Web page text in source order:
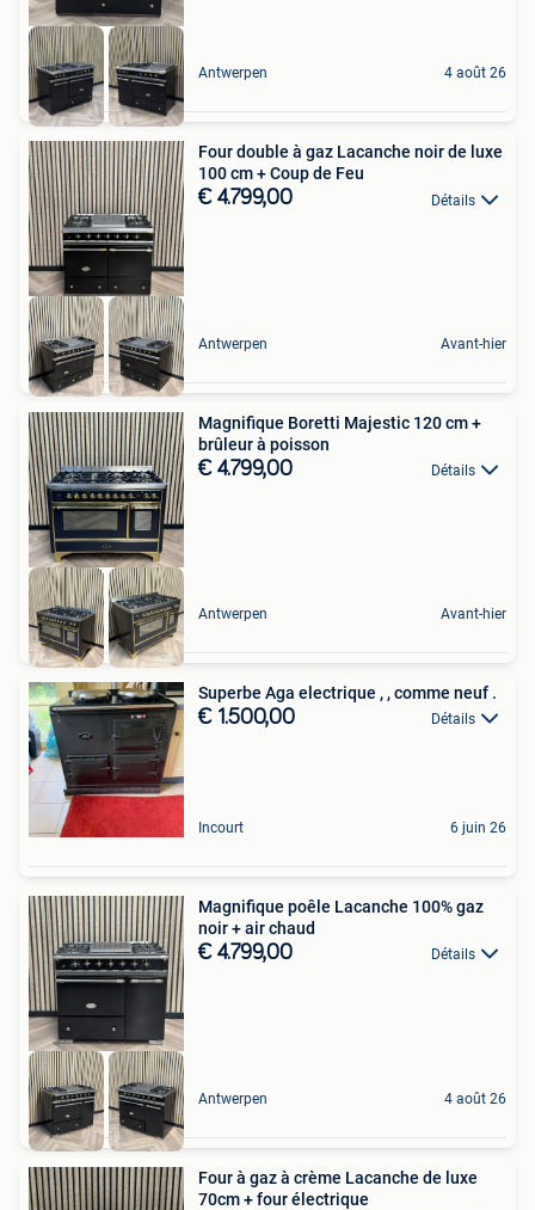
Antwerpen 4 août 26
Four double à gaz Lacanche noir de luxe
100 cm + Coup de Feu
€ 4.799,00 Détails
Antwerpen Avant-hier
Magnifique Boretti Majestic 120 cm +
brûleur à poisson
€ 4.799,00 Détails
Antwerpen Avant-hier
Superbe Aga electrique , ️, comme neuf .
€ 1.500,00 Détails
Incourt 6 juin 26
Magnifique poêle Lacanche 100% gaz
noir + air chaud
€ 4.799,00 Détails
Antwerpen 4 août 26
Four à gaz à crème Lacanche de luxe
70cm + four électrique